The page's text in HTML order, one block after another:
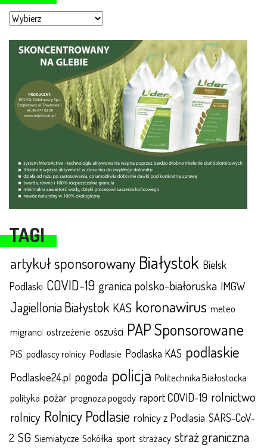
Moje miasto
TAGI
artykuł sponsorowany Białystok Bielsk
Podlaski COVID-19 granica polsko-białoruska IMGW
Jagiellonia Białystok KAS koronawirus meteo
migranci ostrzeżenie oszuści PAP Sponsorowane
PiS podlascy rolnicy Podlasie Podlaska KAS podlaskie
Podlaskie24.pl pogoda policja Politechnika Białostocka
polityka pożar prognoza pogody raport COVID-19 rolnictwo
rolnicy Rolnicy Podlasie rolnicy z Podlasia SARS-CoV-
2 SG Siemiatycze Sokółka sport strażacy straż graniczna